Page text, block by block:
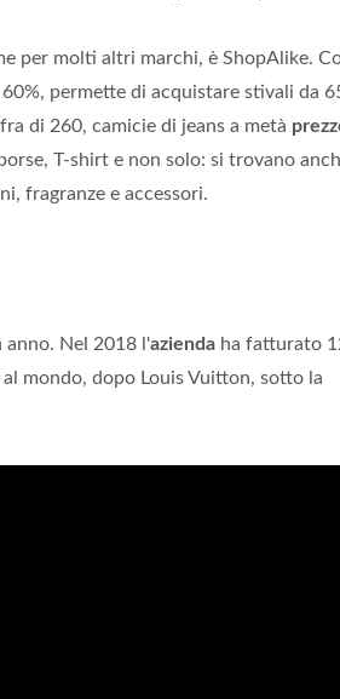
per molti altri marchi, è ShopAlike.
permette di acquistare stivali da
di 260, camicie di jeans a metà
T-shirt e non solo: si trovano
fragranze e accessori.
anno. Nel 2018 l'azienda ha fatturato
mondo, dopo Louis Vuitton, sotto la